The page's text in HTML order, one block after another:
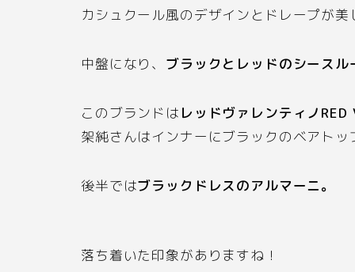
カシュクール風のデザインとドレープが
中盤になり、 ブラックとレッドのシースル
このブランドは レッドヴァレンティノ
架純さんはインナーにブラックのベアト
後半ではブラックドレスのアルマーニ。
落ち着いた印象がありますね！